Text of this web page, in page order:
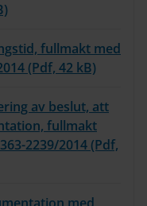
fullmakt med
(Pdf, 42 kB)
av beslut, att
fullmakt
2239/2014 (Pdf,